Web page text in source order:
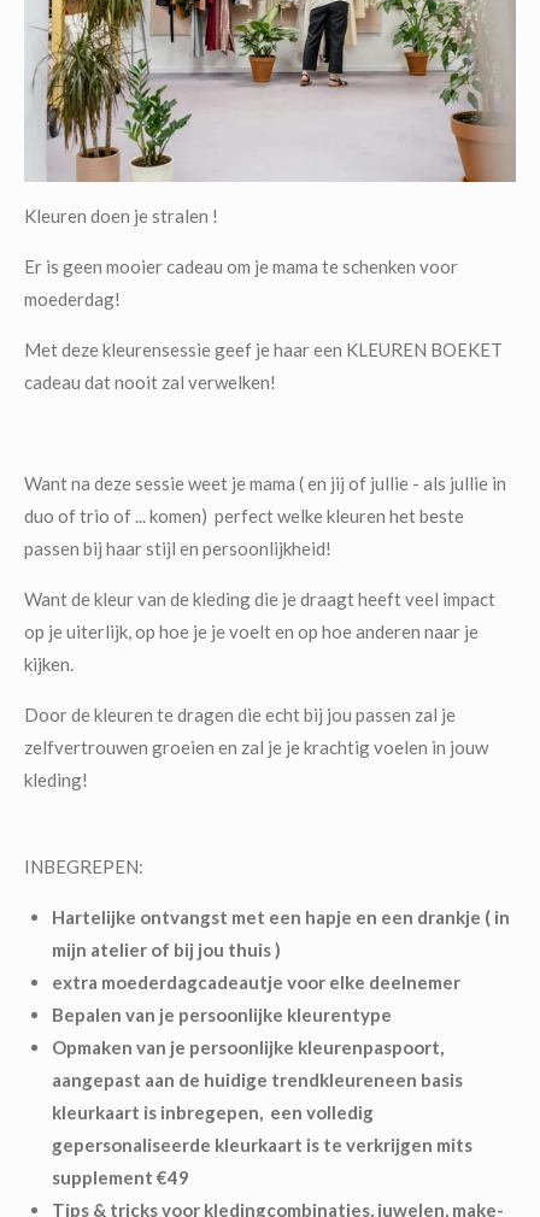
Kleuren doen je stralen !
Er is geen mooier cadeau om je mama te schenken voor
moederdag!
Met deze kleurensessie geef je haar een KLEUREN BOEKET
cadeau dat nooit zal verwelken!
Want na deze sessie weet je mama ( en jij of jullie - als jullie in
duo of trio of ... komen) perfect welke kleuren het beste
passen bij haar stijl en persoonlijkheid!
Want de kleur van de kleding die je draagt heeft veel impact
op je uiterlijk, op hoe je je voelt en op hoe anderen naar je
kijken.
Door de kleuren te dragen die echt bij jou passen zal je
zelfvertrouwen groeien en zal je je krachtig voelen in jouw
kleding!
INBEGREPEN:
Hartelijke ontvangst met een hapje en een drankje ( in
mijn atelier of bij jou thuis )
extra moederdagcadeautje voor elke deelnemer
Bepalen van je persoonlijke kleurentype
Opmaken van je persoonlijke kleurenpaspoort,
aangepast aan de huidige trendkleureneen basis
kleurkaart is inbregepen, een volledig
gepersonaliseerde kleurkaart is te verkrijgen mits
supplement €49
Tips & tricks voor kledingcombinaties, juwelen, make-